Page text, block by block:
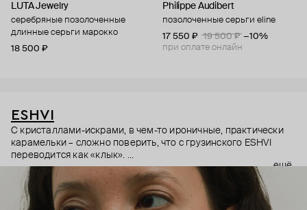
LUTA Jewelry
серебряные позолоченные
длинные серьги марокко
18 500 ₽
Philippe Audibert
позолоченные серьги eline
17 550 ₽
19 500 ₽ −10%
при оплате онлайн
ESHVI
С кристаллами-искрами, в чем-то ироничные, практически
карамельки – сложно поверить, что с грузинского ESHVI
переводится как «клык».
Свой бренд Тамар Сванидзе и Натия Чхартишвили основали
в Лондоне. В ярких украшениях дизайнеры словно
вспоминают о своих корнях. Массивные серьги с
ещё